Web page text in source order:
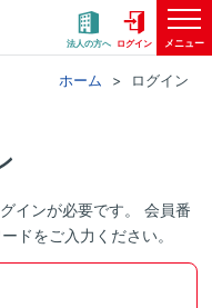
法人の方へ ログイン メニュー
ホーム ログイン
インが必要です。 会員番
ドをご入力ください。